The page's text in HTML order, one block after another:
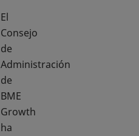
El
Consejo
de
Administración
de
BME
Growth
ha